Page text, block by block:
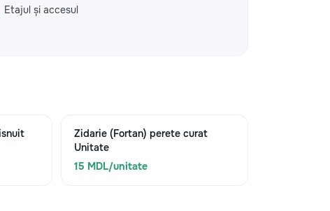
Etajul și accesul
Zidarie (Fortan) perete curat
Unitate
15 MDL/unitate